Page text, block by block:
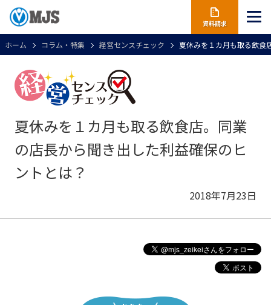
資料請求
ホーム コラム・特集 経営センスチェック 夏休みを１カ月も取る飲食
夏休みを１カ月も取る飲食店。同業
の店長から聞き出した利益確保のヒ
ントとは？
2018年7月23日